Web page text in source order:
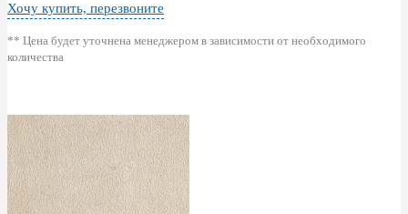
Хочу купить, перезвоните
** Цена будет уточнена менеджером в зависимости от необходимого
количества